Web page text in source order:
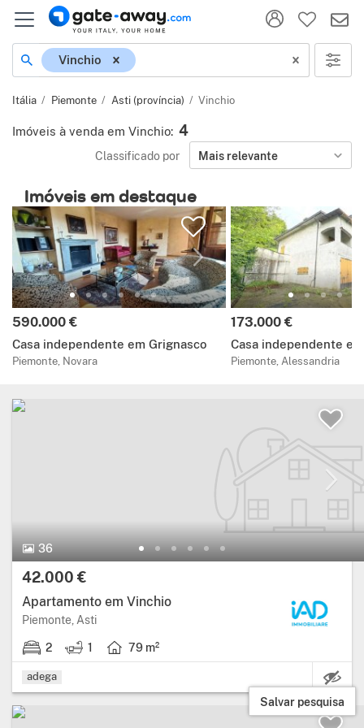
Localização
Vinchio
Itália Piemonte Asti (província) Vinchio
Imóveis à venda em Vinchio: 4
Classificado por Mais relevante
Imóveis em destaque
Preço:
590.000 €
Casa independente em Grignasco
Piemonte, Novara
Preço:
173.000 €
Casa independente
Piemonte, Alessandria
36
36 Fotos.
Preço:
42.000 €
Apartamento em Vinchio
Piemonte, AstiRegião: Piemonte, província: Asti.
2
2 quartos. 1
1 casa de banho.
79 m²
Área útil: 79 metros quadrados.
adega
Salvar pesquisa